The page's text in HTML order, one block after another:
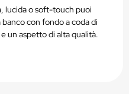
lucida o soft-touch puoi
con fondo a coda di
un aspetto di alta qualità.